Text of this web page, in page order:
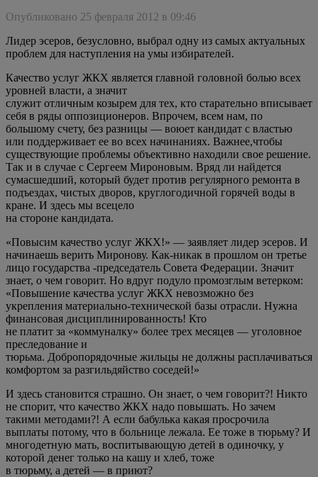
Опубликовано 25 февраля 2012 в 09:46
Лидер эсеров, безусловно, выбрал одну из самых актуальных
проблем для наступления на умы избирателей.
Качество услуг ЖКХ является главной головной болью всех
уровней власти, а значит
служит отличным козырем для тех, кто старательно вписывает
себя в ряды оппозиционеров. Впрочем, всем нам, по
большому счету, без разницы — воюет кандидат с властью
или поддерживает ее во всех начинаниях. Важнее,чтобы
существующие проблемы объективно находили свое решение.
Так и в случае с Сергеем Мироновым. Вряд ли найдется
сумасшедший, который будет против регулярного ремонта в
подъездах, чистых дворов, круглогодичной горячей воды в
кране. И здесь мы всецело
на стороне кандидата.
«Повысим качество услуг ЖКХ!» — заявляет лидер эсеров. И
начинаешь верить Миронову. Как-никак в прошлом он третье
лицо государства -председатель Совета Федерации. Значит
знает, о чем говорит. Но вдруг подуло промозглым ветерком:
«Повышение качества услуг ЖКХ невозможно без
укрепления материально-технической базы отрасли. Нужна
финансовая дисциплинированность! Кто
не платит за «коммуналку» более трех месяцев — уголовное
преследование и
тюрьма. Добропорядочные жильцы не должны расплачиваться
комфортом за разгильдяйство соседей!»
И здесь становится страшно. Он знает, о чем говорит?! Никто
не спорит, что качество ЖКХ надо повышать. Но зачем
такими методами?! А если бабулька какая просрочила
выплаты потому, что в больнице лежала. Ее тоже в тюрьму? И
многодетную мать, воспитывающую детей в одиночку, у
которой денег только на кашу и хлеб, тоже
в тюрьму, а детей — в приют?